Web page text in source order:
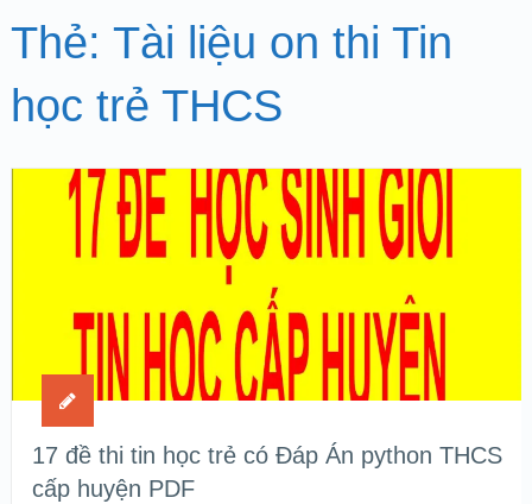
Thẻ: Tài liệu on thi Tin
học trẻ THCS
17 đề thi tin học trẻ có Đáp Án python THCS
cấp huyện PDF